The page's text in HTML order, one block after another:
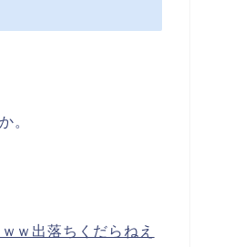
。
ｗ出落ちくだらねえ